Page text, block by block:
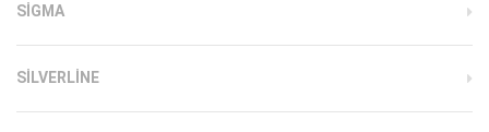
SIGMA
SILVERLINE